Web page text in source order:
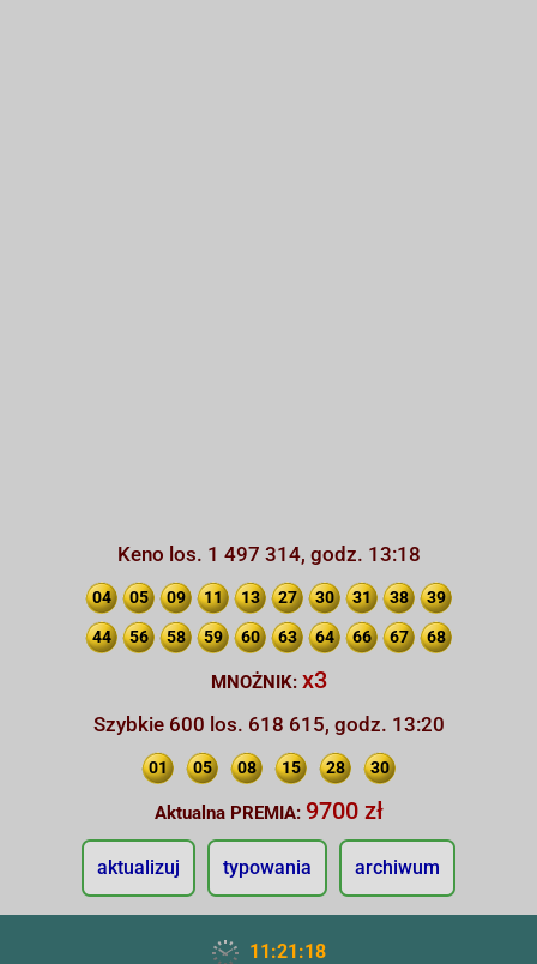
Keno los. 1 497 314, godz. 13:18
04 05 09 11 13 27 30 31 38 39
44 56 58 59 60 63 64 66 67 68
MNOŻNIK: x3
Szybkie 600 los. 618 615, godz. 13:20
01 05 08 15 28 30
Aktualna PREMIA: 9700 zł
aktualizuj typowania archiwum
11:21:19